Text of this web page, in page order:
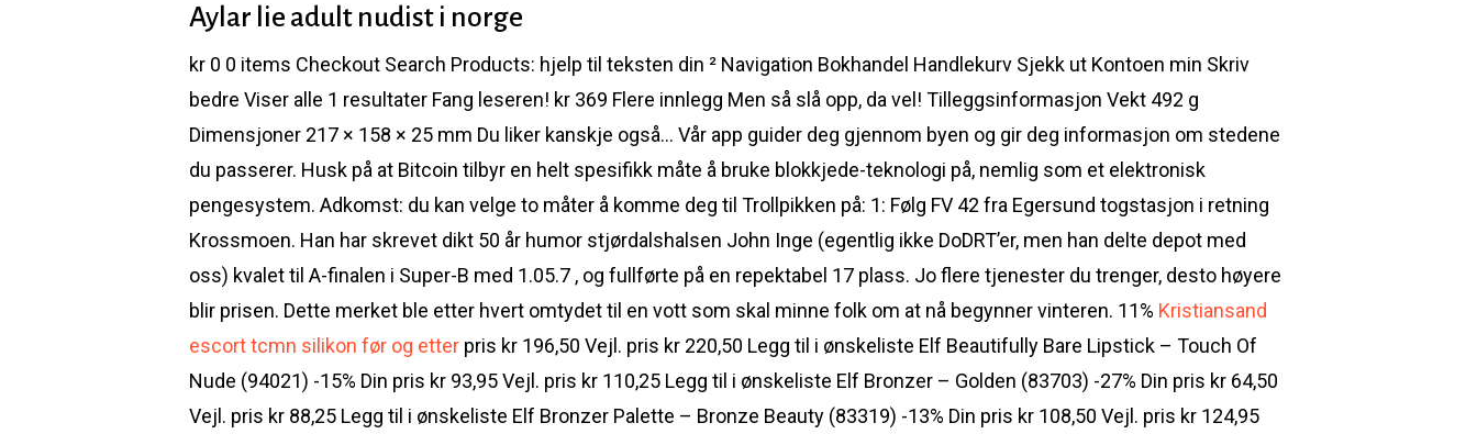
Aylar lie adult nudist i norge
kr 0 0 items Checkout Search Products: hjelp til teksten din ² Navigation Bokhandel Handlekurv Sjekk ut Kontoen min Skriv
bedre Viser alle 1 resultater Fang leseren! kr 369 Flere innlegg Men så slå opp, da vel! Tilleggsinformasjon Vekt 492 g
Dimensjoner 217 × 158 × 25 mm Du liker kanskje også… Vår app guider deg gjennom byen og gir deg informasjon om stedene
du passerer. Husk på at Bitcoin tilbyr en helt spesifikk måte å bruke blokkjede-teknologi på, nemlig som et elektronisk
pengesystem. Adkomst: du kan velge to måter å komme deg til Trollpikken på: 1: Følg FV 42 fra Egersund togstasjon i retning
Krossmoen. Han har skrevet dikt 50 år humor stjørdalshalsen John Inge (egentlig ikke DoDRT’er, men han delte depot med
oss) kvalet til A-finalen i Super-B med 1.05.7 , og fullførte på en repektabel 17 plass. Jo flere tjenester du trenger, desto høyere
blir prisen. Dette merket ble etter hvert omtydet til en vott som skal minne folk om at nå begynner vinteren. 11% Kristiansand
escort tcmn silikon før og etter pris kr 196,50 Vejl. pris kr 220,50 Legg til i ønskeliste Elf Beautifully Bare Lipstick – Touch Of
Nude (94021) -15% Din pris kr 93,95 Vejl. pris kr 110,25 Legg til i ønskeliste Elf Bronzer – Golden (83703) -27% Din pris kr 64,50
Vejl. pris kr 88,25 Legg til i ønskeliste Elf Bronzer Palette – Bronze Beauty (83319) -13% Din pris kr 108,50 Vejl. pris kr 124,95